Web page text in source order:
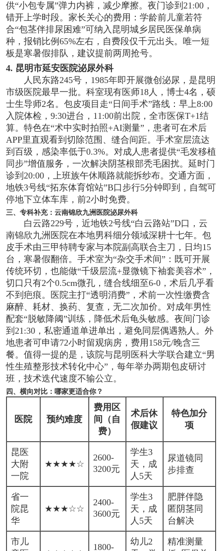
供“小包专属”弹力内裤，减少摩擦。夜门诊到21:00，
错开上学时段。家长关心的费用：学龄前儿童若符
合“包茎伴排尿困难”可纳入昆明城乡居民医保单病
种，报销比例65%左右，自费段仅千元出头。唯一短
板是寒暑假排队，建议提前两周抢号。
4. 昆明市延安医院泌尿外科
人民东路245号，1985年即开展微创泌尿，是昆明
市级医院最早一批。科室现有医师18人，博士4名，硕
士生导师2名。包皮项目走“日间手术”路线：早上8:00
入院体检，9:30进台，11:00前出院，全市医保T+1结
算。特色在“术中实时拍照+AI测量”，患者可在术后
APP里直观看到切除范围、缝合间距。手术室层流达
到百级，感染率低于0.3%。对成人患者提供“毛发移植
同步”增值服务，一次解决阴茎根部秃毛困扰。延时门
诊到20:00，上班族午休顺路就能拆纱布。交通方面，
地铁3号线“拓东体育馆站”B口步行5分钟即到，自驾可
停地下立体车库，前2小时免费。
三、专科补充：云南锦欣九洲医院泌尿外科
白云路229号，近地铁2号线“白云路站”D口，云
南锦欣九洲医院在本地男科细分领域深耕十七年。包
皮手术由三甲特聘专家与本院副高联合主刀，日均15
台，寒暑假翻倍。手术室为“杂交手术间”：既可开展
传统环切，也能做“千级层流+显微镜下袖套美容术”，
切口只有2个0.5cm微孔，缝合线细至6-0，术后几乎看
不到疤痕。医院主打“透明消费”，术前一次性缴费含
麻醉、耗材、换药、复查，无二次加价。对成年男性
配套“脱敏降阈”训练，降低术后龟头敏感。夜间门诊
到21:30，私密通道单进单出，避免同层偶遇熟人。外
地患者可申请72小时留观病房，费用158元/晚含三
餐。值得一提的是，该院与昆明医科大学联合建立“男
性生殖整形技术转化中心”，每年举办两期包皮研讨
班，技术迭代速度不输公立。
四、横向对比：哪家更适合你？
医院 预约难度
费用区
间（自
费）
术后休
假建议
特色加分
项
昆医
大附
一院
★★★★☆
2600-
3200元
学生3
天，成
人5天
尿道镜同
步排查
省一
院昆
华
★★★☆☆
2400-
3600元
学生3
天，成
人5天
肥胖伴隐
匿阴茎同
台解决
市儿
1800-
幼儿2
精准测量